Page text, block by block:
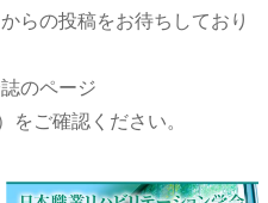
らの投稿をお待ちしており
のページ
をご確認ください。